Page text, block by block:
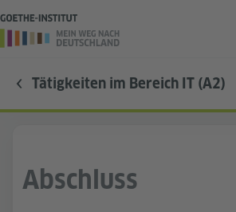
Tätigkeiten im Bereich IT (A2)
Abschluss